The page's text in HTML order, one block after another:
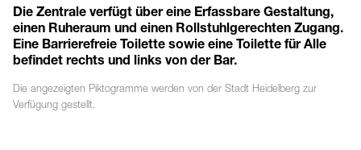
Die Zentrale verfügt über eine Erfassbare Gestaltung,
einen Ruheraum und einen Rollstuhlgerechten Zugang.
Eine Barrierefreie Toilette sowie eine Toilette für Alle
befindet rechts und links von der Bar.
Die angezeigten Piktogramme werden von der Stadt Heidelberg zur
Verfügung gestellt.